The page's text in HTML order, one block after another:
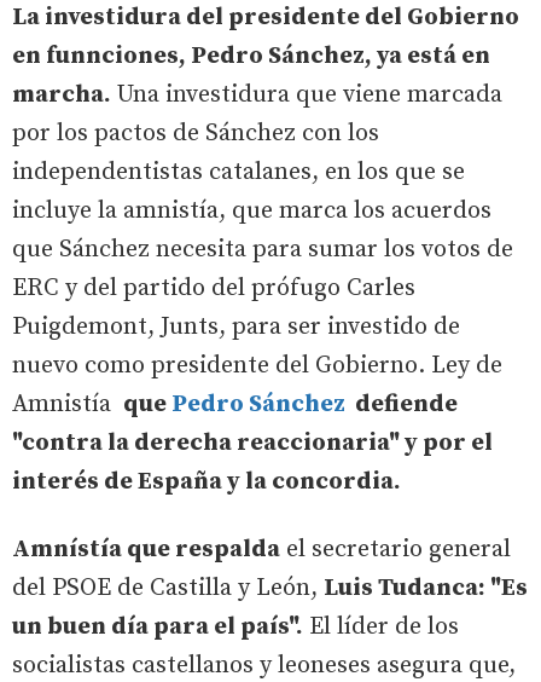
La investidura del presidente del Gobierno
en funnciones, Pedro Sánchez, ya está en
marcha. Una investidura que viene marcada
por los pactos de Sánchez con los
independentistas catalanes, en los que se
incluye la amnistía, que marca los acuerdos
que Sánchez necesita para sumar los votos de
ERC y del partido del prófugo Carles
Puigdemont, Junts, para ser investido de
nuevo como presidente del Gobierno. Ley de
Amnistía que Pedro Sánchez defiende
"contra la derecha reaccionaria" y por el
interés de España y la concordia.
Amnístía que respalda el secretario general
del PSOE de Castilla y León, Luis Tudanca: "Es
un buen día para el país". El líder de los
socialistas castellanos y leoneses asegura que,